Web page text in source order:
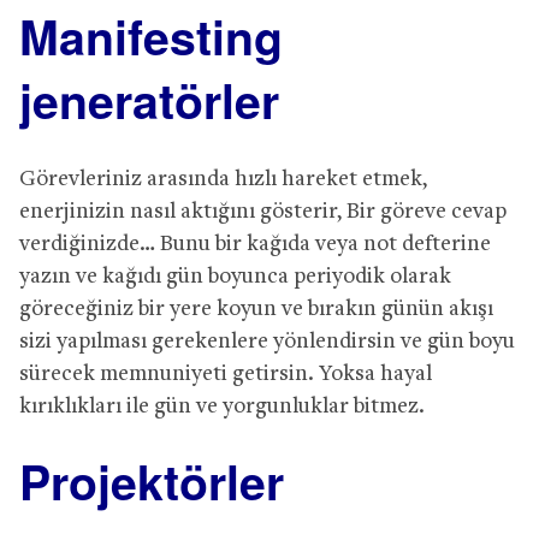
Manifesting
jeneratörler
Görevleriniz arasında hızlı hareket etmek,
enerjinizin nasıl aktığını gösterir, Bir göreve cevap
verdiğinizde… Bunu bir kağıda veya not defterine
yazın ve kağıdı gün boyunca periyodik olarak
göreceğiniz bir yere koyun ve bırakın günün akışı
sizi yapılması gerekenlere yönlendirsin ve gün boyu
sürecek memnuniyeti getirsin. Yoksa hayal
kırıklıkları ile gün ve yorgunluklar bitmez.
Projektörler